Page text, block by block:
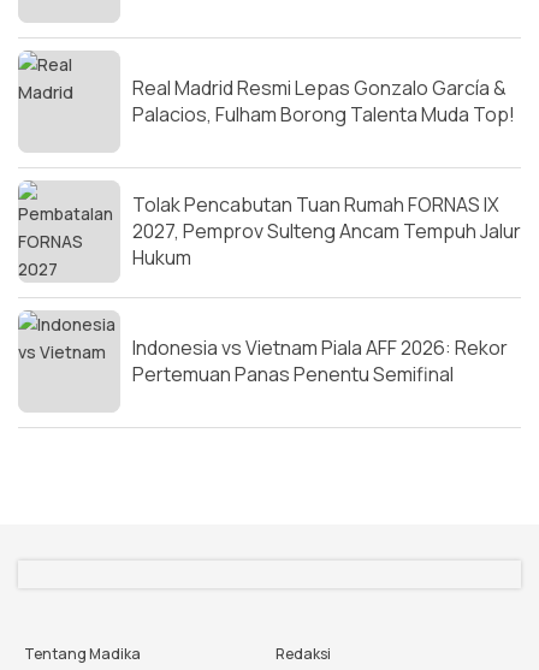
Real Madrid Resmi Lepas Gonzalo García &
Palacios, Fulham Borong Talenta Muda Top!
Tolak Pencabutan Tuan Rumah FORNAS IX
2027, Pemprov Sulteng Ancam Tempuh Jalur
Hukum
Indonesia vs Vietnam Piala AFF 2026: Rekor
Pertemuan Panas Penentu Semifinal
Tentang Madika Redaksi